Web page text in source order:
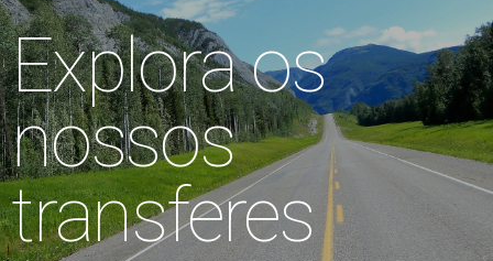
Explora os
nossos
transferes